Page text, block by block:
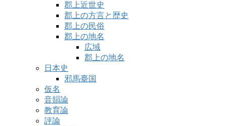
郡上近世史
郡上の方言と歴史
郡上の民俗
郡上の地名
広域
郡上の地名
日本史
邪馬臺国
仮名
音韻論
教育論
評論